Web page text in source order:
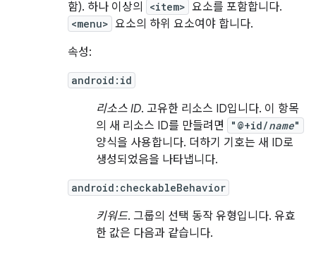
함). 하나 이상의
<item> 요소를 포함합니다.
<menu> 요소의 하위 요소여야 합니다.
속성:
android:id
리소스 ID. 고유한 리소스 ID입니다. 이 항목
의 새 리소스 ID를 만들려면
"@+id/name"
양식을 사용합니다. 더하기 기호는 새 ID로
생성되었음을 나타냅니다.
android:checkableBehavior
키워드. 그룹의 선택 동작 유형입니다. 유효
한 값은 다음과 같습니다.